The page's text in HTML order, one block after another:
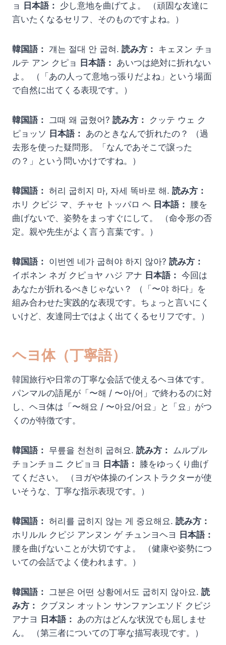
ョ
日本語： 少し意地を曲げてよ。 （頑固な友達に
言いたくなるセリフ、そのものですよね。）
韓国語： 걔는 절대 안 굽혀. 読み方： キェヌン チョ
ルテ アン クピョ
日本語： あいつは絶対に折れない
よ。 （「あの人って意地っ張りだよね」という場面
で自然に出てくる表現です。）
韓国語： 그때 왜 굽혔어? 読み方：
クッテ ウェ ク
ピョッソ 日本語： あのときなんで折れたの？ （過
去形を使った疑問形。「なんであそこで譲った
の？」という問いかけですね。）
韓国語： 허리 굽히지 마, 자세 똑바로 해. 読み方：
ホリ クピジ マ、チャセ トッパロ ヘ 日本語： 腰を
曲げないで、姿勢をまっすぐにして。 （命令形の否
定。親や先生がよく言う言葉です。）
韓国語： 이번엔 네가 굽혀야 하지 않아? 読み方：
イボネン ネガ クピョヤ ハジ アナ 日本語： 今回は
あなたが折れるべきじゃない？ （「〜야 하다」を
組み合わせた実践的な表現です。ちょっと言いにく
いけど、友達同士ではよく出てくるセリフです。）
ヘヨ体（丁寧語）
韓国旅行や日常の丁寧な会話で使えるヘヨ体です。
パンマルの語尾が「〜해 / 〜아/어」で終わるのに対
し、ヘヨ体は「〜해요 / 〜아요/어요」と「요」がつ
くのが特徴です。
韓国語： 무릎을 천천히 굽혀요. 読み方： ムルプル
チョンチョニ クピョヨ 日本語： 膝をゆっくり曲げ
てください。 （ヨガや体操のインストラクターが使
いそうな、丁寧な指示表現です。）
韓国語： 허리를 굽히지 않는 게 중요해요. 読み方：
ホリルル クピジ アンヌン ゲ チュンヨヘヨ 日本語：
腰を曲げないことが大切ですよ。 （健康や姿勢につ
いての会話でよく使われます。）
韓国語： 그분은 어떤 상황에서도 굽히지 않아요. 読
み方：
クブヌン オットン サンファンエソド クピジ
アナヨ 日本語： あの方はどんな状況でも屈しませ
ん。 （第三者についての丁寧な描写表現です。）